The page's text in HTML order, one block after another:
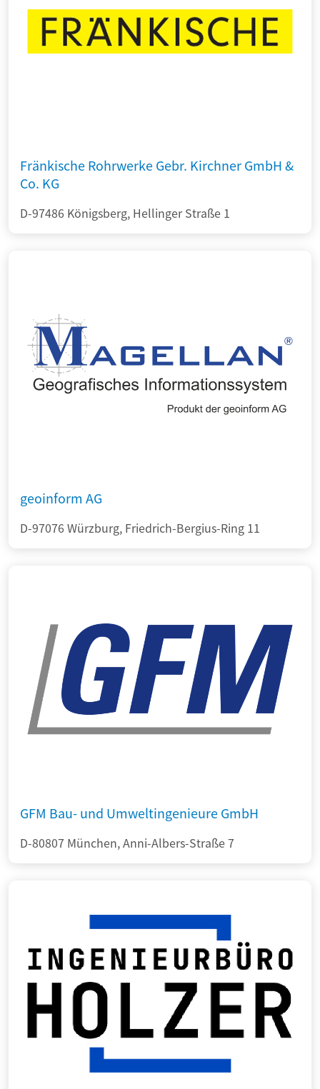
Fränkische Rohrwerke Gebr. Kirchner GmbH &
Co. KG
D-97486 Königsberg, Hellinger Straße 1
geoinform AG
D-97076 Würzburg, Friedrich-Bergius-Ring 11
GFM Bau- und Umweltingenieure GmbH
D-80807 München, Anni-Albers-Straße 7